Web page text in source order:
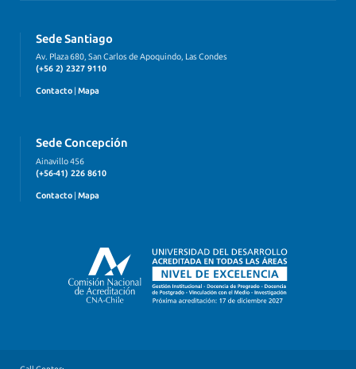
Sede Santiago
Av. Plaza 680, San Carlos de Apoquindo, Las Condes
(+56 2) 2327 9110
Contacto Mapa
Sede Concepción
Ainavillo 456
(+56-41) 226 8610
Contacto | Mapa